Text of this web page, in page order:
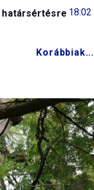
18:02
határsértésre
Korábbiak...